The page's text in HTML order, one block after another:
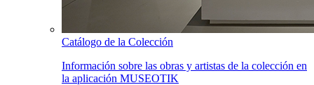
Catálogo de la Colección
Información sobre las obras y artistas de la colección en
la aplicación MUSEOTIK